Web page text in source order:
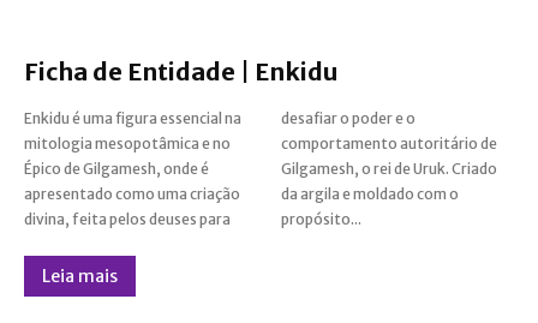
Ficha de Entidade | Enkidu
Enkidu é uma figura essencial na
mitologia mesopotâmica e no
Épico de Gilgamesh, onde é
apresentado como uma criação
divina, feita pelos deuses para
desafiar o poder e o
comportamento autoritário de
Gilgamesh, o rei de Uruk. Criado
da argila e moldado com o
propósito...
Leia mais